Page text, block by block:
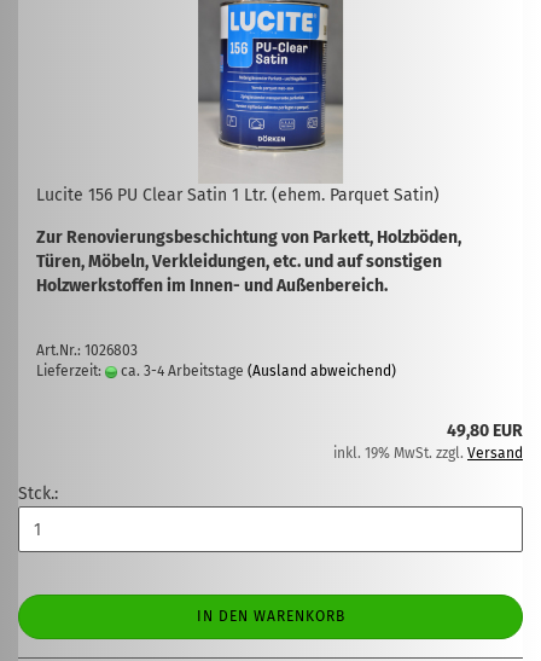
Lucite 156 PU Clear Satin 1 Ltr. (ehem. Parquet Satin)
Zur Renovierungsbeschichtung von Parkett, Holzböden,
Türen, Möbeln, Verkleidungen, etc. und auf sonstigen
Holzwerkstoffen im Innen- und Außenbereich.
Art.Nr.: 1026803
Lieferzeit:
ca. 3-4 Arbeitstage (Ausland abweichend)
49,80 EUR
inkl. 19% MwSt. zzgl. Versand
Stck.:
IN DEN WARENKORB